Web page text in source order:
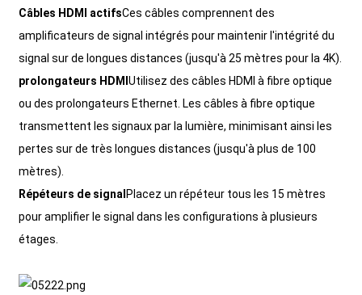
Câbles HDMI actifsCes câbles comprennent des
amplificateurs de signal intégrés pour maintenir l'intégrité du
signal sur de longues distances (jusqu'à 25 mètres pour la 4K).
prolongateurs HDMIUtilisez des câbles HDMI à fibre optique
ou des prolongateurs Ethernet. Les câbles à fibre optique
transmettent les signaux par la lumière, minimisant ainsi les
pertes sur de très longues distances (jusqu'à plus de 100
mètres).
Répéteurs de signalPlacez un répéteur tous les 15 mètres
pour amplifier le signal dans les configurations à plusieurs
étages.